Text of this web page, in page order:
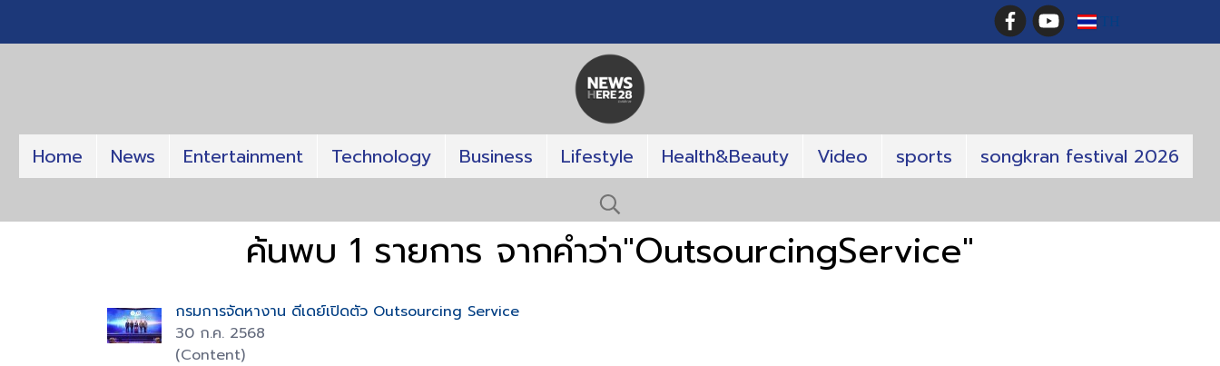
TH
Home News Entertainment Technology Business Lifestyle Health&Beauty Video sports songkran festival 2026
ค้นพบ 1 รายการ จากคำว่า"OutsourcingService"
กรมการจัดหางาน ดีเดย์เปิดตัว Outsourcing Service
30 ก.ค. 2568
(Content)